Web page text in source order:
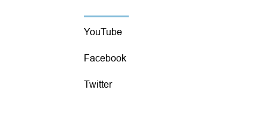
YouTube
Facebook
Twitter